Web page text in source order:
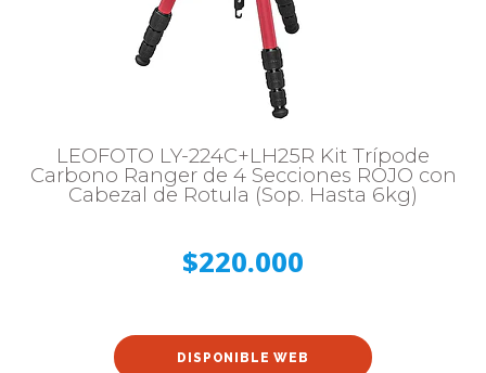
LEOFOTO LY-224C+LH25R Kit Trípode
Carbono Ranger de 4 Secciones ROJO con
Cabezal de Rotula (Sop. Hasta 6kg)
$220.000
DISPONIBLE WEB